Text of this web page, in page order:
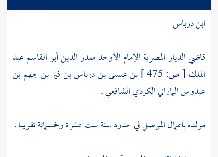
ابن درباس
قاضي الديار المصرية الإمام الأوحد صدر الدين أبو القاسم عبد
الملك [ص:
بن عيسى بن درباس بن فير بن جهم بن
عبدوس الماراني الكردي الشافعي .
مولده بأعمالالموصلفي حدود سنة ست عشرة وخمسمائة تقريبا .